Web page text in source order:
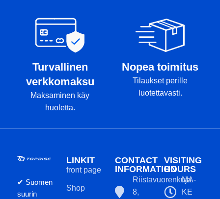
Turvallinen
verkkomaksu
Maksaminen käy
huoletta.
Nopea toimitus
Tilaukset perille
luotettavasti.
✔ Suomen
suurin
LINKIT
front page
Shop
CONTACT
INFORMATION
Riistavuorenkuja
8,
VISITING
HOURS
MA-
KE